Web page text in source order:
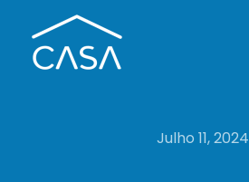
Julho 11, 2024